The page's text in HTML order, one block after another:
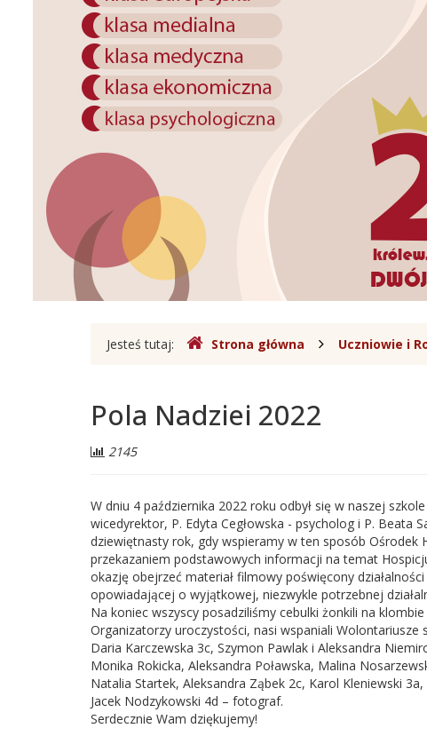
Legionowie
Gdzie
Jesteś tutaj: Strona główna Uczniowie i
Pola Nadziei 2022
Liczba
2145
W dniu 4 października 2022 roku odbył się w naszej
wicedyrektor, P. Edyta Cegłowska - psycholog i P. Beata
dziewiętnasty rok, gdy wspieramy w ten sposób Ośrodek
przekazaniem podstawowych informacji na temat
okazję obejrzeć materiał filmowy poświęcony
opowiadającej o wyjątkowej, niezwykle potrzebnej
Na koniec wszyscy posadziliśmy cebulki żonkili na
Organizatorzy uroczystości, nasi wspaniali Wolontariusze
Daria Karczewska 3c, Szymon Pawlak i Aleksandra
Monika Rokicka, Aleksandra Poławska, Malina
Natalia Startek, Aleksandra Ząbek 2c, Karol Kleniewski
Jacek Nodzykowski 4d – fotograf.
Serdecznie Wam dziękujemy!